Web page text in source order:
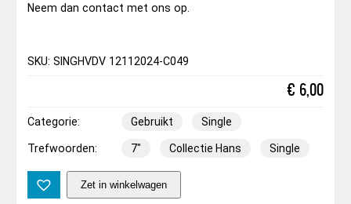
Neem dan contact met ons op.
SKU: SINGHVDV 12112024-C049
€ 6,00
Categorie: Gebruikt Single
Trefwoorden: 7″ Collectie Hans Single
"
Zet in winkelwagen